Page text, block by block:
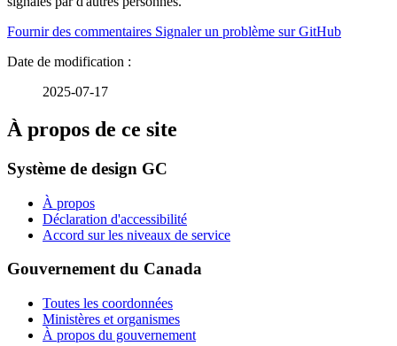
Fournir des commentaires Signaler un problème sur GitHub
2025-07-17